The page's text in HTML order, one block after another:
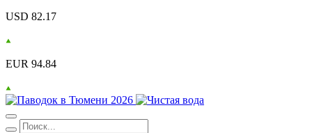
USD 82.17
EUR 94.84